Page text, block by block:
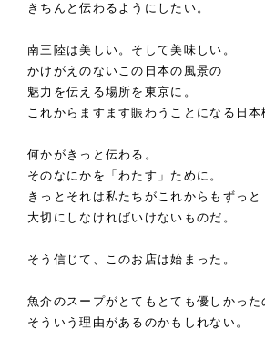
きちんと伝わるようにしたい。
南三陸は美しい。そして美味しい。
かけがえのないこの日本の風景の
魅力を伝える場所を東京に。
これからますます賑わうことになる日本
何かがきっと伝わる。
そのなにかを「わたす」ために。
きっとそれは私たちがこれからもずっと
大切にしなければいけないものだ。
そう信じて、このお店は始まった。
魚介のスープがとてもとても優しかった
そういう理由があるのかもしれない。